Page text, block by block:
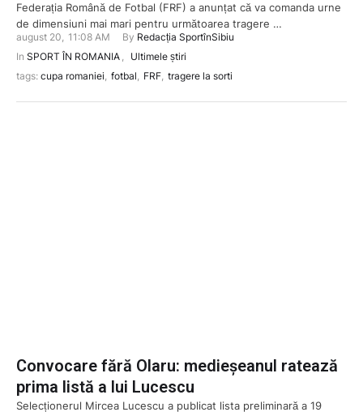
Federația Română de Fotbal (FRF) a anunțat că va comanda urne
de dimensiuni mai mari pentru următoarea tragere …
august 20, 11:08 AM By Redacția SportînSibiu
In SPORT ÎN ROMANIA , Ultimele știri
tags: cupa romaniei, fotbal, FRF, tragere la sorti
Convocare fără Olaru: medieșeanul ratează
prima listă a lui Lucescu
Selecționerul Mircea Lucescu a publicat lista preliminară a 19